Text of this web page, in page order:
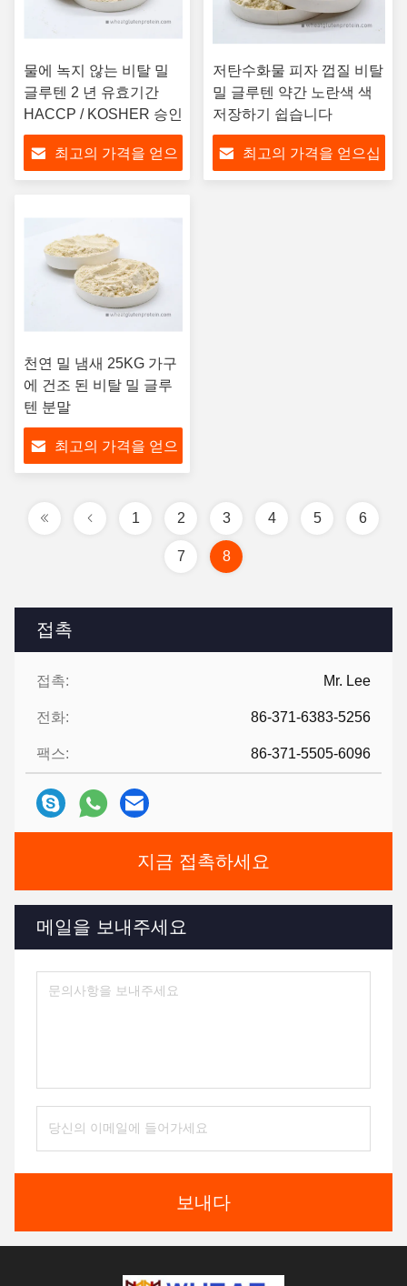
접촉
접촉: Mr. Lee
전화: 86-371-6383-5256
팩스: 86-371-5505-6096
지금 접촉하세요
메일을 보내주세요
보내다
물에 녹지 않는 비탈 밀
글루텐 2 년 유효기간
HACCP / KOSHER 승인
최고의 가격을 얻으
저탄수화물 피자 껍질 비탈
밀 글루텐 약간 노란색 색
저장하기 쉽습니다
최고의 가격을 얻으십
천연 밀 냄새 25KG 가구
에 건조 된 비탈 밀 글루
텐 분말
최고의 가격을 얻으
1 2 3 4 5 6
7 8